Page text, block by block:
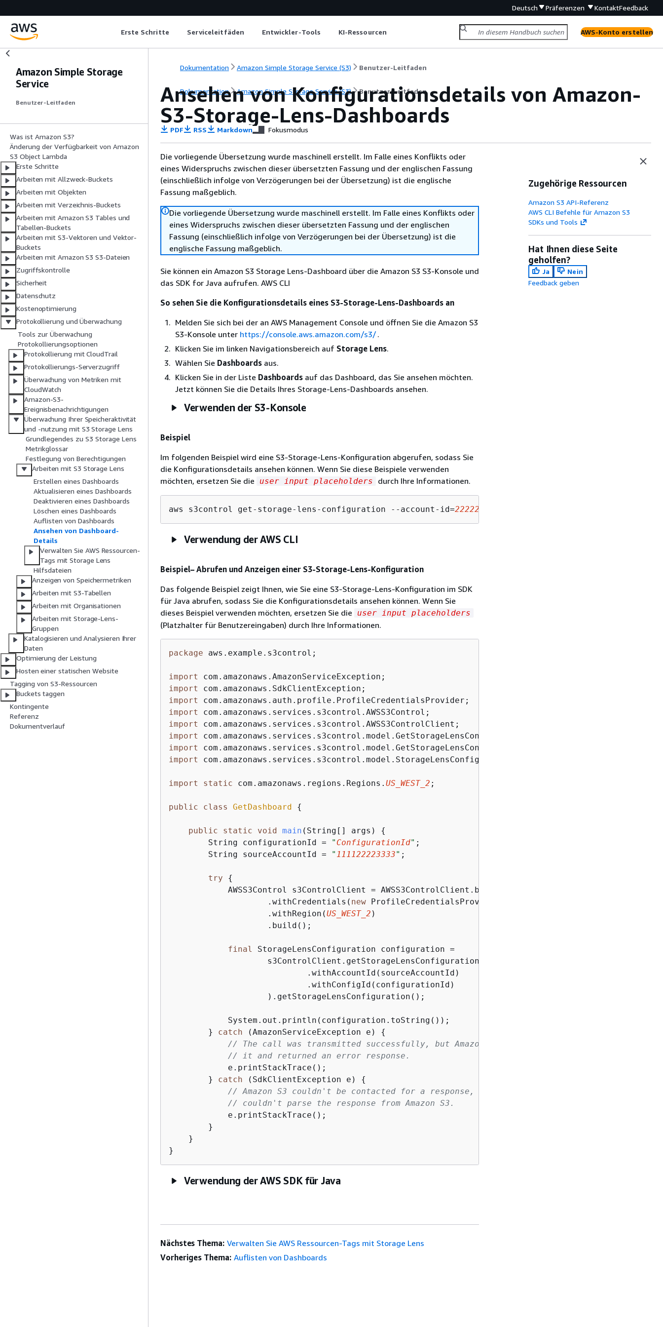
Deutsch Präferenzen KontaktFeedback
Erste Schritte Serviceleitfäden Entwickler-Tools KI-Ressourcen AWS-Konto erstellen
Amazon Simple Storage
Service
Benutzer-Leitfaden
Was ist Amazon S3?
Änderung der Verfügbarkeit von Amazon
S3 Object Lambda
Erste Schritte
Arbeiten mit Allzweck-Buckets
Arbeiten mit Objekten
Arbeiten mit Verzeichnis-Buckets
Arbeiten mit Amazon S3 Tables und
Tabellen-Buckets
Arbeiten mit S3-Vektoren und Vektor-
Buckets
Arbeiten mit Amazon S3 S3-Dateien
Zugriffskontrolle
Sicherheit
Datenschutz
Kostenoptimierung
Protokollierung und Überwachung
Tools zur Überwachung
Protokollierungsoptionen
Protokollierung mit CloudTrail
Protokollierungs-Serverzugriff
Überwachung von Metriken mit
CloudWatch
Amazon-S3-
Ereignisbenachrichtigungen
Überwachung Ihrer Speicheraktivität
und -nutzung mit S3 Storage Lens
Grundlegendes zu S3 Storage Lens
Metrikglossar
Festlegung von Berechtigungen
Arbeiten mit S3 Storage Lens
Erstellen eines Dashboards
Aktualisieren eines Dashboards
Deaktivieren eines Dashboards
Löschen eines Dashboards
Auflisten von Dashboards
Ansehen von Dashboard-
Details
Verwalten Sie AWS Ressourcen-
Tags mit Storage Lens
Hilfsdateien
Anzeigen von Speichermetriken
Arbeiten mit S3-Tabellen
Arbeiten mit Organisationen
Arbeiten mit Storage-Lens-
Gruppen
Katalogisieren und Analysieren Ihrer
Daten
Optimierung der Leistung
Hosten einer statischen Website
Tagging von S3-Ressourcen
Buckets taggen
Kontingente
Referenz
Dokumentverlauf
Dokumentation Amazon Simple Storage Service (S3) Benutzer-Leitfaden
Dokumentation Amazon Simple Storage Service (S3) Benutzer-Leitfaden
Ansehen von Konfigurationsdetails von Amazon-
S3-Storage-Lens-Dashboards
PDF RSS Markdown Fokusmodus
Die vorliegende Übersetzung wurde maschinell erstellt. Im Falle eines Konflikts oder
eines Widerspruchs zwischen dieser übersetzten Fassung und der englischen Fassung
(einschließlich infolge von Verzögerungen bei der Übersetzung) ist die englische
Fassung maßgeblich.
Die vorliegende Übersetzung wurde maschinell erstellt. Im Falle eines Konflikts oder
eines Widerspruchs zwischen dieser übersetzten Fassung und der englischen
Fassung (einschließlich infolge von Verzögerungen bei der Übersetzung) ist die
englische Fassung maßgeblich.
Sie können ein Amazon S3 Storage Lens-Dashboard über die Amazon S3 S3-Konsole und
das SDK for Java aufrufen. AWS CLI
So sehen Sie die Konfigurationsdetails eines S3-Storage-Lens-Dashboards an
Melden Sie sich bei der an AWS Management Console und öffnen Sie die Amazon S3
S3-Konsole unter https://console.aws.amazon.com/s3/.
Klicken Sie im linken Navigationsbereich auf Storage Lens.
Wählen Sie Dashboards aus.
Klicken Sie in der Liste Dashboards auf das Dashboard, das Sie ansehen möchten.
Jetzt können Sie die Details Ihres Storage-Lens-Dashboards ansehen.
Verwenden der S3-Konsole
Beispiel
Im folgenden Beispiel wird eine S3-Storage-Lens-Konfiguration abgerufen, sodass Sie
die Konfigurationsdetails ansehen können. Wenn Sie diese Beispiele verwenden
möchten, ersetzen Sie die
user input placeholders durch Ihre Informationen.
aws s3control get-storage-lens-configuration --account-id=222222222222
Verwendung der AWS CLI
Beispiel– Abrufen und Anzeigen einer S3-Storage-Lens-Konfiguration
Das folgende Beispiel zeigt Ihnen, wie Sie eine S3-Storage-Lens-Konfiguration im SDK
für Java abrufen, sodass Sie die Konfigurationsdetails ansehen können. Wenn Sie
dieses Beispiel verwenden möchten, ersetzen Sie die
user input placeholders
(Platzhalter für Benutzereingaben) durch Ihre Informationen.
package aws.example.s3control;
import
import
import
import
import
import
import
import
com.amazonaws.services.s3control.model.StorageLensConfiguration;
import static com.amazonaws.regions.Regions. US_WEST_2 ;
public class GetDashboard {
public static void main (String[] args)
{
        String configurationId =
" ConfigurationId" ;
        String sourceAccountId =
" 111122223333" ;
try
{
            AWSS3Control s3ControlClient = AWSS3ControlClient.builder()
                    .withCredentials(
new ProfileCredentialsProvider())
                    .withRegion(
US_WEST_2 )
                    .build();
final
StorageLensConfiguration configuration =
                    s3ControlClient.getStorageLensConfiguration(
                            .withAccountId(sourceAccountId)
                            .withConfigId(configurationId)
                    ).getStorageLensConfiguration();
            System.out.println(configuration.toString());
        }
catch (AmazonServiceException e) {
// The call was transmitted successfully, but Amazon S3 couldn't process
// it and returned an error response.
            e.printStackTrace();
        }
catch (SdkClientException e) {
// Amazon S3 couldn't be contacted for a response, or the client
// couldn't parse the response from Amazon S3.
            e.printStackTrace();
        }
    }
}
Verwendung der AWS SDK für Java
Zugehörige Ressourcen
Amazon S3 API-Referenz
AWS CLI Befehle für Amazon S3
SDKs und Tools
Hat Ihnen diese Seite
geholfen?
Ja
Nein
Feedback geben
Nächstes Thema: Verwalten Sie AWS Ressourcen-Tags mit Storage Lens
Vorheriges Thema: Auflisten von Dashboards